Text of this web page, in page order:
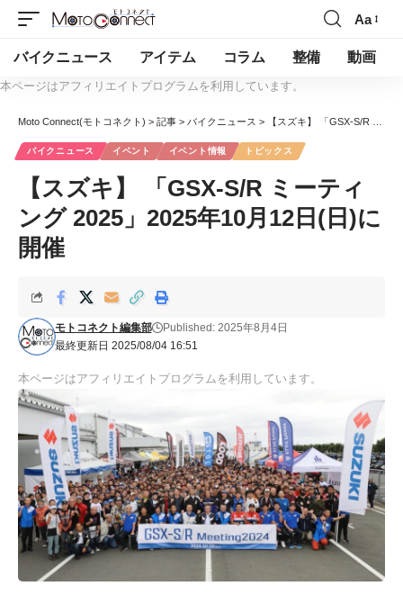
Aa
バイクニュース アイテム コラム 整備 動画
本ページはアフィリエイトプログラムを利用しています。
Moto Connect(モトコネクト) > 記事 > バイクニュース > 【スズキ】 「GSX-S/R ミーティング 2025」2025年10月12日(日)に開催
バイクニュース イベント イベント情報 トピックス
【スズキ】 「GSX-S/R ミーティ
ング 2025」2025年10月12日(日)に
開催
最終更新日 2025/08/04 16:51
モトコネクト編集部 Published: 2025年8月4日
本ページはアフィリエイトプログラムを利用しています。